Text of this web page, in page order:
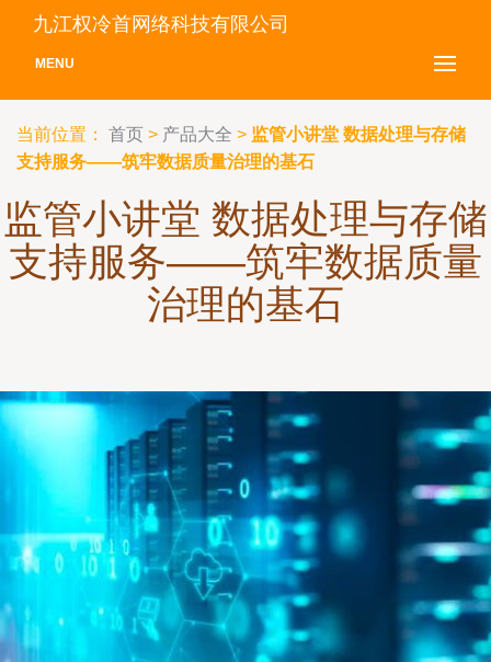
九江权冷首网络科技有限公司
MENU
当前位置： 首页 > 产品大全 > 监管小讲堂 数据处理与存储
支持服务——筑牢数据质量治理的基石
监管小讲堂 数据处理与存储
支持服务——筑牢数据质量
治理的基石